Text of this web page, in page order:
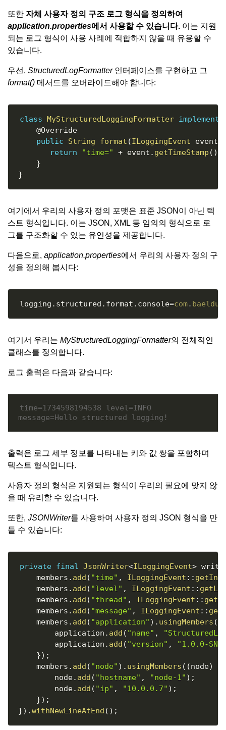
또한 자체 사용자 정의 구조 로그 형식을 정의하여
application.properties에서 사용할 수 있습니다. 이는 지원
되는 로그 형식이 사용 사례에 적합하지 않을 때 유용할 수
있습니다.
우선, StructuredLogFormatter인터페이스를 구현하고 그
format() 메서드를 오버라이드해야 합니다:
class MyStructuredLoggingFormatter implements
@Override
public
String format (ILoggingEvent event
return
"time=" + event . getTimeStamp ( )
}
}
여기에서 우리의 사용자 정의 포맷은 표준 JSON이 아닌 텍
스트 형식입니다. 이는 JSON, XML 등 임의의 형식으로 로
그를 구조화할 수 있는 유연성을 제공합니다.
다음으로, application.properties에서 우리의 사용자 정의 구
성을 정의해 봅시다:
logging . structured . format . console=com.
여기서 우리는 MyStructuredLoggingFormatter의 전체적인
클래스를 정의합니다.
로그 출력은 다음과 같습니다:
time=1734598194538 level=INFO
출력은 로그 세부 정보를 나타내는 키와 값 쌍을 포함하며
텍스트 형식입니다.
사용자 정의 형식은 지원되는 형식이 우리의 필요에 맞지 않
을 때 유리할 수 있습니다.
또한, JSONWriter를 사용하여 사용자 정의 JSON 형식을 만
들 수 있습니다:
private final JsonWriter<ILoggingEvent>
    members
. add ( "time" , ILoggingEvent ::
    members
. add ( "level" , ILoggingEvent ::
    members
. add ( "thread" , ILoggingEvent ::
    members
. add ( "message" , ILoggingEvent ::
    members
. add ( "application" ) . usingMembers (
        application
. add ( "name" ,
        application
. add ( "version" ,
"1.0.0-
}) ;
    members
. add ( "node" ) . usingMembers ( (node)
        node
. add ( "hostname" , "node-1" ) ;
        node
. add ( "ip" , "10.0.0.7" ) ;
}) ;
}) .withNewLineAtEnd ( ) ;